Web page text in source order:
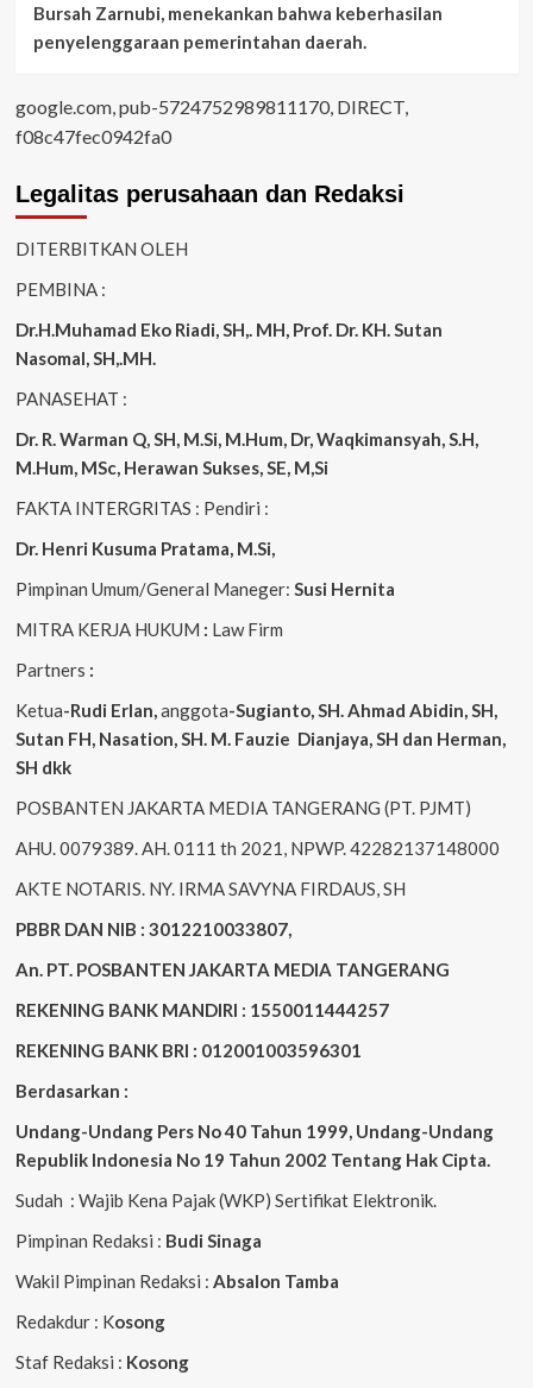
Bursah Zarnubi, menekankan bahwa keberhasilan
penyelenggaraan pemerintahan daerah.
google.com, pub-5724752989811170, DIRECT,
f08c47fec0942fa0
Legalitas perusahaan dan Redaksi
DITERBITKAN OLEH
PEMBINA :
Dr.H.Muhamad Eko Riadi , SH,. MH , Prof. Dr. KH. Sutan
Nasomal, SH,.MH.
PANASEHAT :
Dr. R. Warman Q, SH, M.Si, M.Hum Dr, Waqkimansyah, S.H,
M.Hum, MSc, Herawan Sukses, SE, M,Si
FAKTA INTERGRITAS : Pendiri :
Dr. Henri Kusuma Pratama, M.Si
Pimpinan Umum/General Maneger: Susi Hernita
MITRA KERJA HUKUM : Law Firm
Partners :
Ketua-Rudi Erlan anggota-Sugianto, SH. Ahmad Abidin , SH,
Sutan FH, Nasation , SH. M. Fauzie Dianjaya , SH dan Herman,
SH dkk
POSBANTEN JAKARTA MEDIA TANGERANG (PT. PJMT)
AHU. 0079389. AH. 0111 th 2021, NPWP. 42282137148000
AKTE NOTARIS. NY. IRMA SAVYNA FIRDAUS, SH
PBBR DAN NIB : 3012210033807,
An. PT. POSBANTEN JAKARTA MEDIA TANGERANG
REKENING BANK MANDIRI : 1550011444257
REKENING BANK BRI : 012001003596301
Berdasarkan :
Undang-Undang Pers No 40 Tahun 1999, Undang-Undang
Republik Indonesia No 19 Tahun 2002 Tentang Hak Cipta
Sudah : Wajib Kena Pajak (WKP) Sertifikat Elektronik.
Pimpinan Redaksi : Budi Sinaga
Wakil Pimpinan Redaksi : Absalon Tamba
Redakdur : Kosong
Staf Redaksi : Kosong